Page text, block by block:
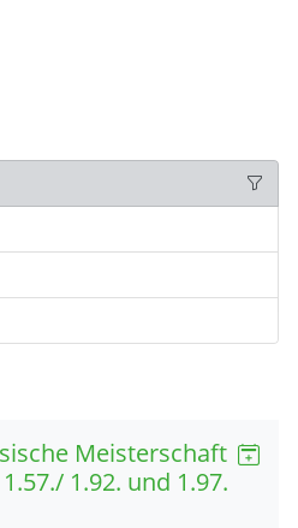
Meisterschaft
1.92. und 1.97.